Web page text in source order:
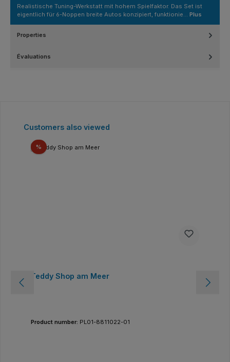
Realistische Tuning-Werkstatt mit hohem Spielfaktor. Das Set ist
eigentlich für 6-Noppen breite Autos konzipiert, funktionie… Plus
Properties
Évaluations
Ignorer la galerie de produits
Customers also viewed
%Réduction
Teddy Shop am Meer
Product number: PL01-8811022-01